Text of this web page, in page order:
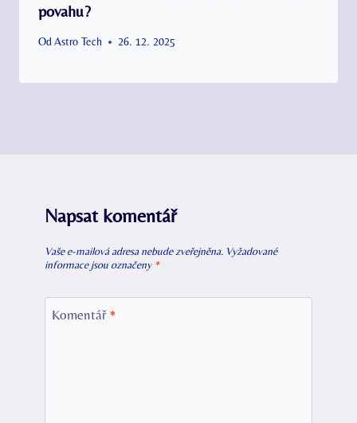
povahu?
OdAstro Tech 26. 12. 2025
Napsat komentář
Vaše e-mailová adresa nebude zveřejněna. Vyžadované
informace jsou označeny *
Komentář *